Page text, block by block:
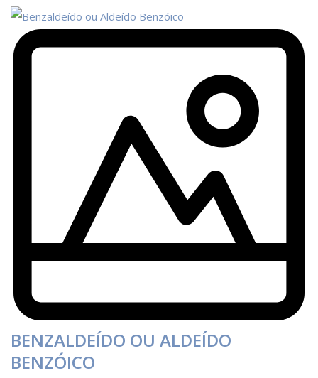
BENZALDEÍDO OU ALDEÍDO
BENZÓICO